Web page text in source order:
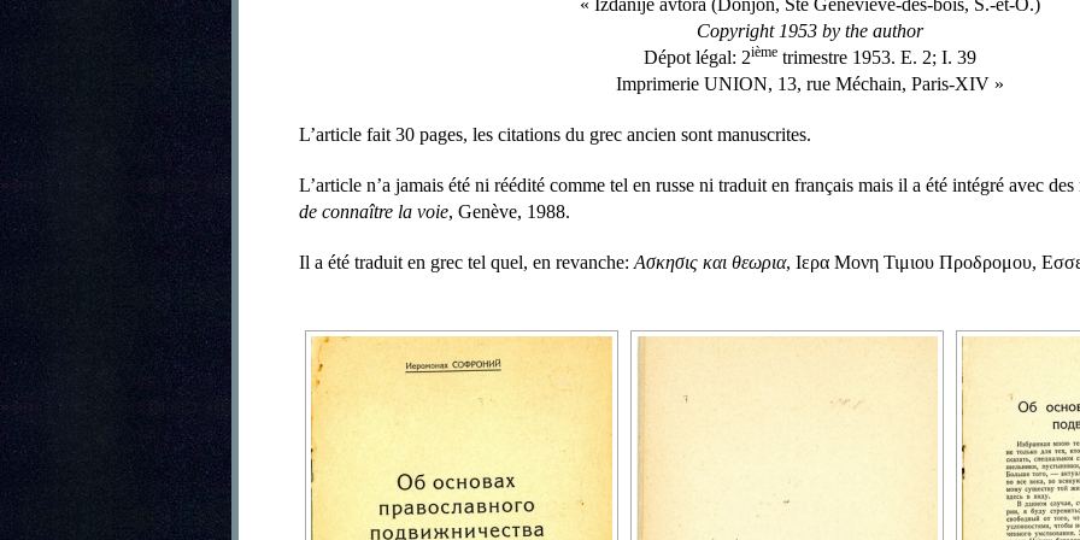
« Izdanije avtora (Donjon, Ste Geneviève-des-bois, S.-et-O.)
Copyright 1953 by the author
Dépot légal: 2ième trimestre 1953. E. 2; I. 39
Imprimerie UNION, 13, rue Méchain, Paris-XIV »
L’article fait 30 pages, les citations du grec ancien sont manuscrites.
L’article n’a jamais été ni réédité comme tel en russe ni traduit en français mais il a été intégré avec
de connaître la voie, Genève, 1988.
Il a été traduit en grec tel quel, en revanche: Ασκησις και θεωρια, Ιερα Μονη Τιμιου Προδρομου,